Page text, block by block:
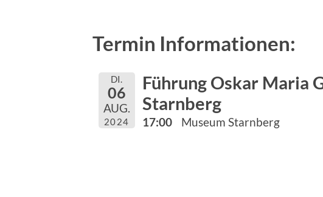
Termin Informationen:
DI.
06
AUG.
2024
Führung Oskar Maria
Starnberg
17:00 Museum Starnberg